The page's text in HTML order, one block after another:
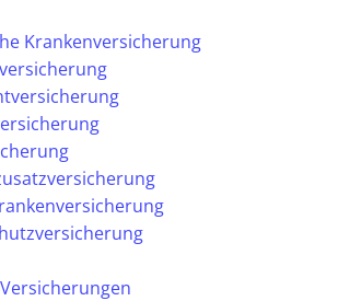
Krankenversicherung